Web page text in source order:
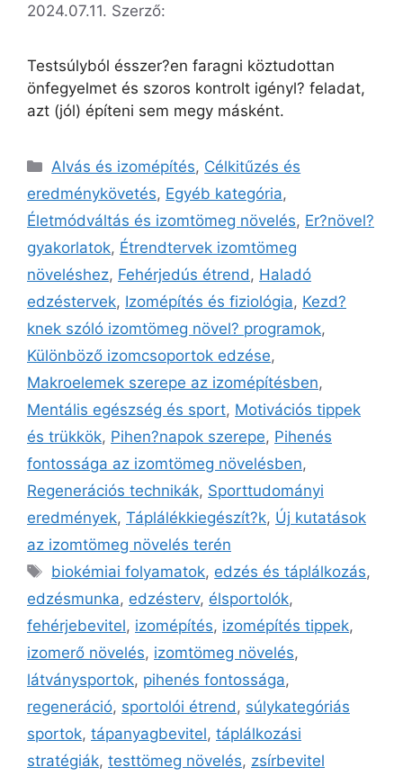
2024.07.11. Szerző:
Testsúlyból ésszer?en faragni köztudottan
önfegyelmet és szoros kontrolt igényl? feladat,
azt (jól) építeni sem megy másként.
Alvás és izomépítés, Célkitűzés és
eredménykövetés, Egyéb kategória,
Életmódváltás és izomtömeg növelés, Er?növel?
gyakorlatok, Étrendtervek izomtömeg
növeléshez, Fehérjedús étrend , Haladó
edzéstervek, Izomépítés és fiziológia, Kezd?
knek szóló izomtömeg növel? programok,
Különböző izomcsoportok edzése,
Makroelemek szerepe az izomépítésben,
Mentális egészség és sport, Motivációs tippek
és trükkök, Pihen?napok szerepe, Pihenés
fontossága az izomtömeg növelésben,
Regenerációs technikák, Sporttudományi
eredmények, Táplálékkiegészít?k, Új kutatások
az izomtömeg növelés terén
biokémiai folyamatok, edzés és táplálkozás,
edzésmunka, edzésterv, élsportolók,
fehérjebevitel, izomépítés, izomépítés tippek,
izomerő növelés, izomtömeg növelés,
látványsportok, pihenés fontossága,
regeneráció, sportolói étrend , súlykategóriás
sportok, tápanyagbevitel, táplálkozási
stratégiák, testtömeg növelés, zsírbevitel